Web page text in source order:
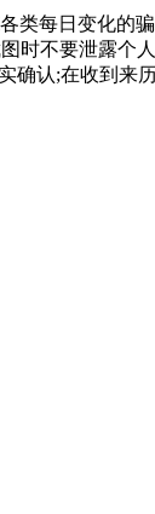
类每日变化
时不要泄露
认;在收到来